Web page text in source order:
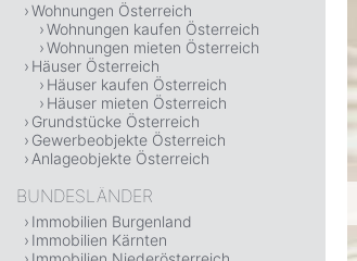
Wohnungen Österreich
Wohnungen kaufen Österreich
Wohnungen mieten Österreich
Häuser Österreich
Häuser kaufen Österreich
Häuser mieten Österreich
Grundstücke Österreich
Gewerbeobjekte Österreich
Anlageobjekte Österreich
BUNDESLÄNDER
Immobilien Burgenland
Immobilien Kärnten